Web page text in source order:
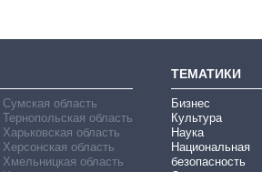
Сумская область
Тернопольская область
Харьковская область
Херсонская область
Хмельницкая область
ТЕМАТИКИ
Бизнес
Культура
Наука
Национальная
безопасность